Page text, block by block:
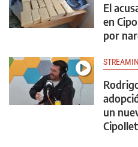
El
en
por
un